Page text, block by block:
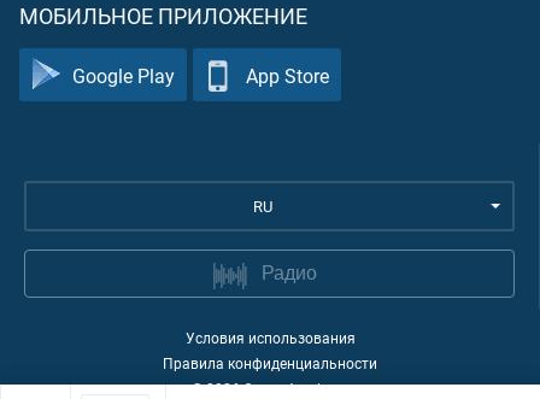
МОБИЛЬНОЕ ПРИЛОЖЕНИЕ
Google Play App Store
RU
Радио
Условия использования
Правила конфиденциальности
©2026Quran Academy